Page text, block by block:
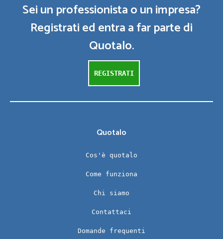
Sei un professionista o un impresa?
Registrati ed entra a far parte di
Quotalo.
REGISTRATI
Quotalo
Cos'è quotalo
Come funziona
Chi siamo
Contattaci
Domande frequenti